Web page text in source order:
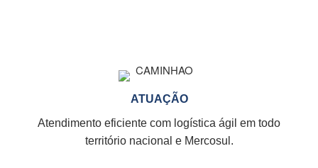
ATUAÇÃO
Atendimento eficiente com logística ágil em todo
território nacional e Mercosul.